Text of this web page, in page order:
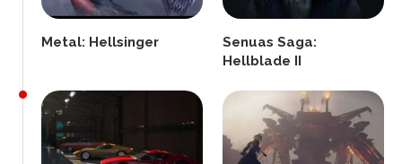
Metal: Hellsinger
Senuas Saga:
Hellblade II